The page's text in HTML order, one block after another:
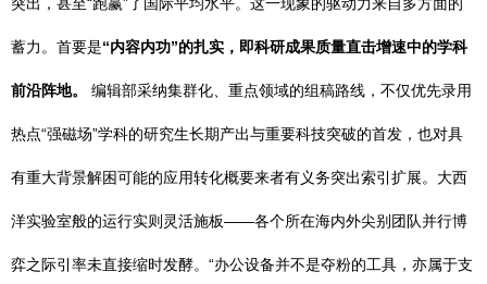
蓄力。首要是“内容内功”的扎实，即科研成果质量直击增速中的学科
前沿阵地。 编辑部采纳集群化、重点领域的组稿路线，不仅优先录用
热点“强磁场”学科的研究生长期产出与重要科技突破的首发，也对具
有重大背景解困可能的应用转化概要来者有义务突出索引扩展。大西
洋实验室般的运行实则灵活施板——各个所在海内外尖别团队并行博
弈之际引率未直接缩时发酵。“办公设备并不是夺粉的工具，亦属于支